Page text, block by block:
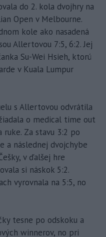
do 2. kola dvojhry na
Open v Melbourne.
kole ako nasadená
Allertovou 7:5, 6:2. Jej
Su-Wei Hsieh, ktorú
v Kuala Lumpur
s Allertovou odvrátila
o medical time out
Za stavu 3:2 po
a následnej dvojchybe
v ďalšej hre
si náskok 5:2.
vyrovnala na 5:5, no
tesne po odskoku a
winnerov, no pri